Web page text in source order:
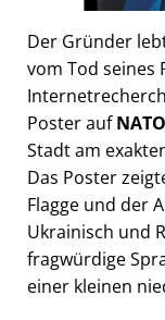
Der Gründer
vom Tod seines
Poster auf
Stadt am
Das Poster
Flagge und der
Ukrainisch und
fragwürdige
einer kleinen